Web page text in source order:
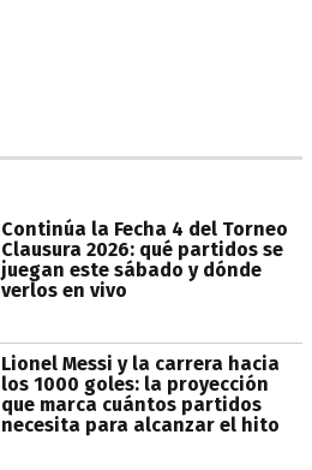
Continúa la Fecha 4 del Torneo
Clausura 2026: qué partidos se
juegan este sábado y dónde
verlos en vivo
Lionel Messi y la carrera hacia
los 1000 goles: la proyección
que marca cuántos partidos
necesita para alcanzar el hito